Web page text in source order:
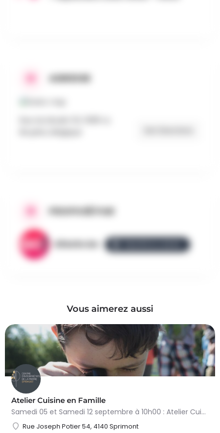
ADRESSE
PROPOSÉ PAR
Vous aimerez aussi
Atelier Cuisine en Famille
Samedi 05 et Samedi 12 septembre à 10h00 : Atelier Cuisine en Famille. Animé par Sophie Bartholomé,…
Rue Joseph Potier 54, 4140 Sprimont